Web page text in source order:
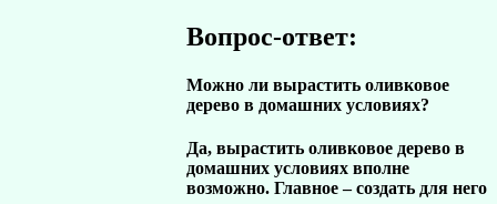
Вопрос-ответ:
Можно ли вырастить оливковое
дерево в домашних условиях?
Да, вырастить оливковое дерево в
домашних условиях вполне
возможно. Главное – создать для него